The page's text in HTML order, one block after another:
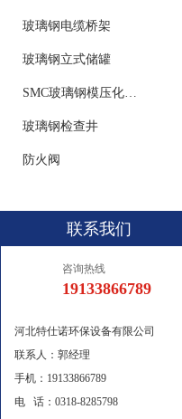
玻璃钢电缆桥架
玻璃钢立式储罐
SMC玻璃钢模压化粪池
玻璃钢检查井
防火阀
联系我们
咨询热线
19133866789
河北特仕诺环保设备有限公司
联系人：郭经理
手机：19133866789
电 话：0318-8285798